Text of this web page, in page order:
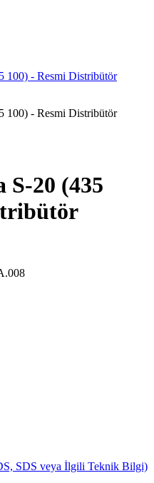
S-20 (435
SDS veya İlgili Teknik Bilgi)